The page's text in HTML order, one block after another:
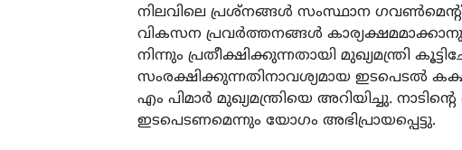
നിലവിലെ പ്രശ്നങ്ങൾ സംസ്ഥാന
വികസന പ്രവർത്തനങ്ങൾ
നിന്നും പ്രതീക്ഷിക്കുന്നതായി മുഖ്യമന്ത്രി
സംരക്ഷിക്കുന്നതിനാവശ്യമായ ഇടപെടൽ
എം പിമാർ മുഖ്യമന്ത്രിയെ അറിയിച്ചു.
ഇടപെടണമെന്നും യോഗം അഭിപ്രായപ്പെട്ടു.